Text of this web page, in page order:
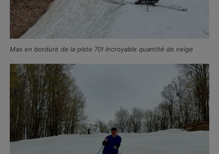
Max en bordure de la piste 70! Incroyable quantité de neige